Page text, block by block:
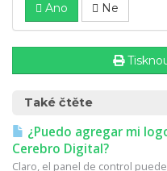
Ano Ne
Také čtěte
¿Puedo agregar mi
Cerebro Digital?
Claro, el panel de control